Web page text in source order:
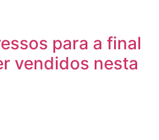
para a final
vendidos nesta